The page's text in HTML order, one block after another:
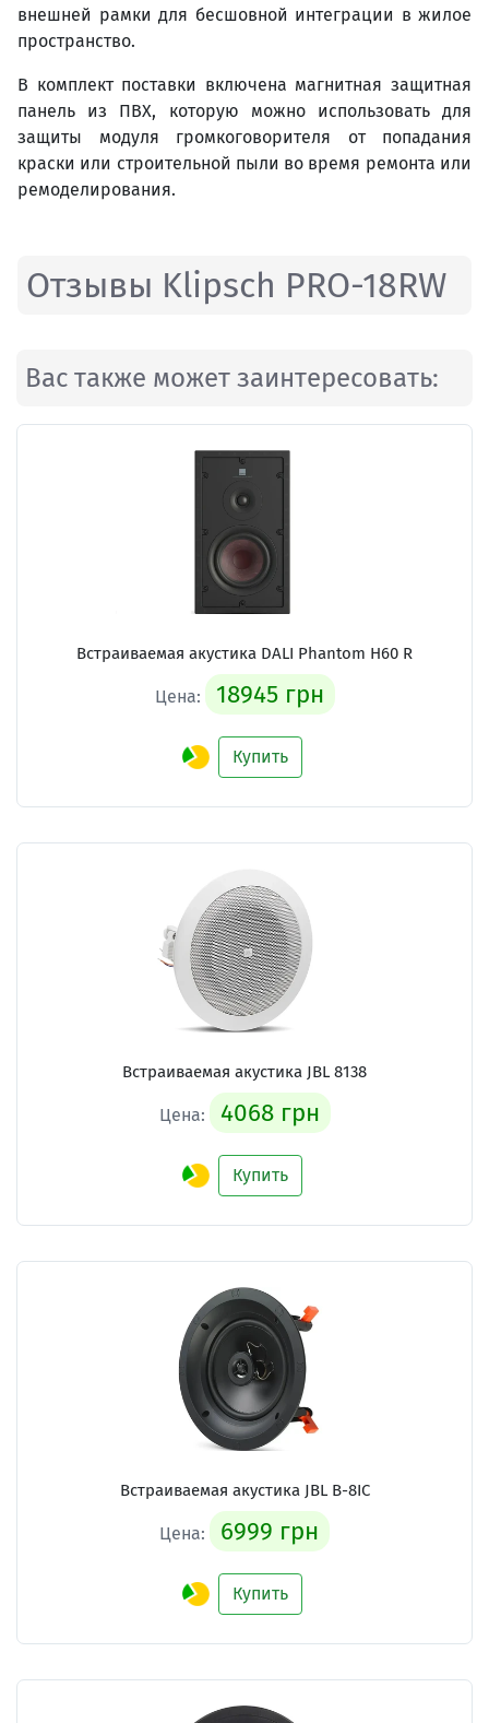
внешней рамки для бесшовной интеграции в жилое
пространство.
В комплект поставки включена магнитная защитная
панель из ПВХ, которую можно использовать для
защиты модуля громкоговорителя от попадания
краски или строительной пыли во время ремонта или
ремоделирования.
Отзывы Klipsch PRO-18RW
Вас также может заинтересовать:
Встраиваемая акустика DALI Phantom H60 R
Цена: 18945 грн
Купить
Встраиваемая акустика JBL 8138
Цена: 4068 грн
Купить
Встраиваемая акустика JBL B-8IC
Цена: 6999 грн
Купить